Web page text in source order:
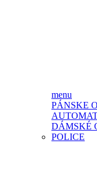
menu
PÁNSKE
DÁMSKÉ
POLICE